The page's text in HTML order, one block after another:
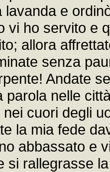
lavanda e
vi ho servito e
allora
senza
Andate
parola nelle
nei cuori degli
la mia fede
abbassato e
si rallegrasse